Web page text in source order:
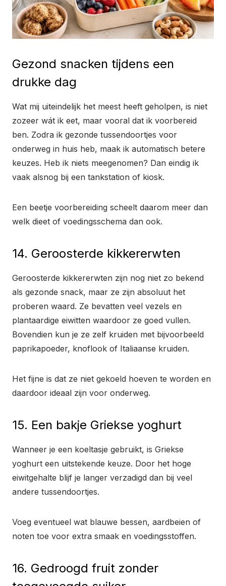
Gezond snacken tijdens een
drukke dag
Wat mij uiteindelijk het meest heeft geholpen, is niet
zozeer wát ik eet, maar vooral dat ik voorbereid
ben. Zodra ik gezonde tussendoortjes voor
onderweg in huis heb, maak ik automatisch betere
keuzes. Heb ik niets meegenomen? Dan eindig ik
vaak alsnog bij een tankstation of kiosk.
Een beetje voorbereiding scheelt daarom meer dan
welk dieet of voedingsschema dan ook.
14. Geroosterde kikkererwten
Geroosterde kikkererwten zijn nog niet zo bekend
als gezonde snack, maar ze zijn absoluut het
proberen waard. Ze bevatten veel vezels en
plantaardige eiwitten waardoor ze goed vullen.
Bovendien kun je ze zelf kruiden met bijvoorbeeld
paprikapoeder, knoflook of Italiaanse kruiden.
Het fijne is dat ze niet gekoeld hoeven te worden en
daardoor ideaal zijn voor onderweg.
15. Een bakje Griekse yoghurt
Wanneer je een koeltasje gebruikt, is Griekse
yoghurt een uitstekende keuze. Door het hoge
eiwitgehalte blijf je langer verzadigd dan bij veel
andere tussendoortjes.
Voeg eventueel wat blauwe bessen, aardbeien of
noten toe voor extra smaak en voedingsstoffen.
16. Gedroogd fruit zonder